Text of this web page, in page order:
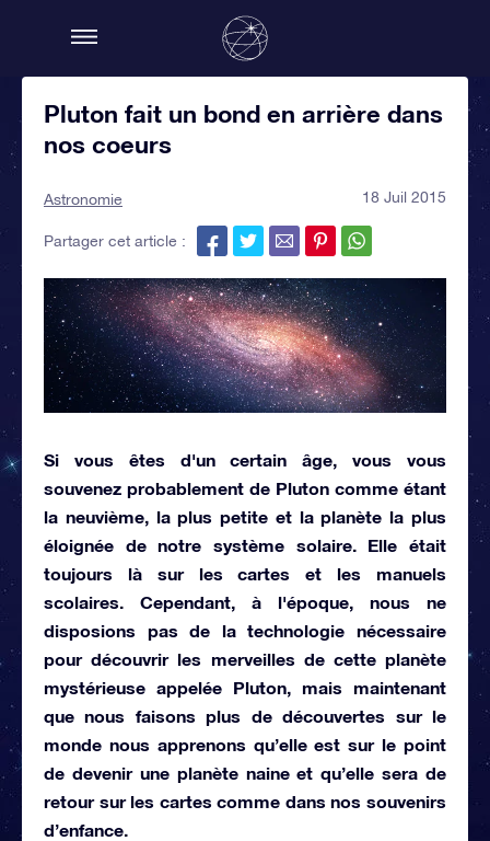
Pluton fait un bond en arrière dans
nos coeurs
Astronomie 18 Juil 2015
Partager cet article :
Si vous êtes d'un certain âge, vous vous
souvenez probablement de Pluton comme étant
la neuvième, la plus petite et la planète la plus
éloignée de notre système solaire. Elle était
toujours là sur les cartes et les manuels
scolaires. Cependant, à l'époque, nous ne
disposions pas de la technologie nécessaire
pour découvrir les merveilles de cette planète
mystérieuse appelée Pluton, mais maintenant
que nous faisons plus de découvertes sur le
monde nous apprenons qu’elle est sur le point
de devenir une planète naine et qu’elle sera de
retour sur les cartes comme dans nos souvenirs
d’enfance.